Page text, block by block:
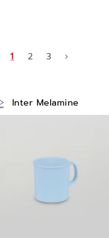
1 2 3
Inter Melamine